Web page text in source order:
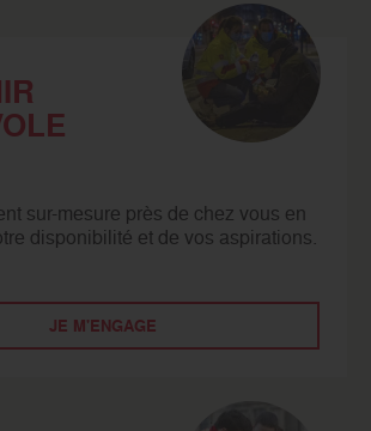
sur-mesure près de chez vous en
disponibilité et de vos aspirations.
JE M'ENGAGE